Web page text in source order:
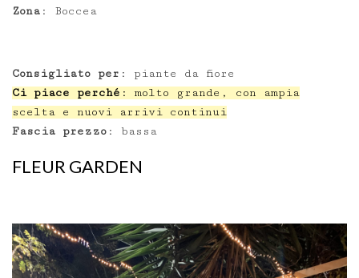
Zona : Boccea
Consigliato per : piante da fiore
Ci piace perché : molto grande, con ampia
scelta e nuovi arrivi continui
Fascia prezzo : bassa
FLEUR GARDEN